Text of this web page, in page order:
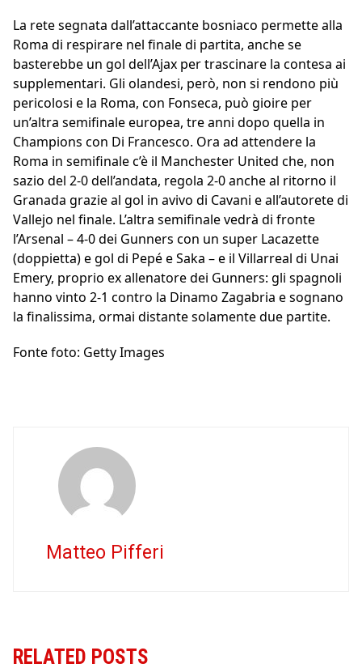
La rete segnata dall’attaccante bosniaco permette alla
Roma di respirare nel finale di partita, anche se
basterebbe un gol dell’Ajax per trascinare la contesa ai
supplementari. Gli olandesi, però, non si rendono più
pericolosi e la Roma, con Fonseca, può gioire per
un’altra semifinale europea, tre anni dopo quella in
Champions con Di Francesco. Ora ad attendere la
Roma in semifinale c’è il Manchester United che, non
sazio del 2-0 dell’andata, regola 2-0 anche al ritorno il
Granada grazie al gol in avivo di Cavani e all’autorete di
Vallejo nel finale. L’altra semifinale vedrà di fronte
l’Arsenal – 4-0 dei Gunners con un super Lacazette
(doppietta) e gol di Pepé e Saka – e il Villarreal di Unai
Emery, proprio ex allenatore dei Gunners: gli spagnoli
hanno vinto 2-1 contro la Dinamo Zagabria e sognano
la finalissima, ormai distante solamente due partite.
Fonte foto: Getty Images
Matteo Pifferi
RELATED POSTS